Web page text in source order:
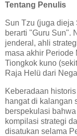
Tentang Penulis
Sun Tzu (juga dieja
berarti "Guru Sun".
jenderal, ahli
masa akhir Periode
Tiongkok kuno
Raja Helü dari
Keberadaan
hangat di kalangan
berspekulasi bahwa
kompilasi strategi
disatukan selama